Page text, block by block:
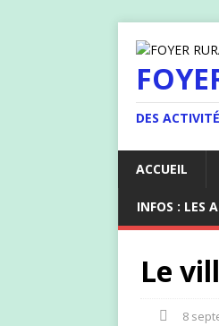
DES
ACCUEIL
INFOS : LES
Le
8